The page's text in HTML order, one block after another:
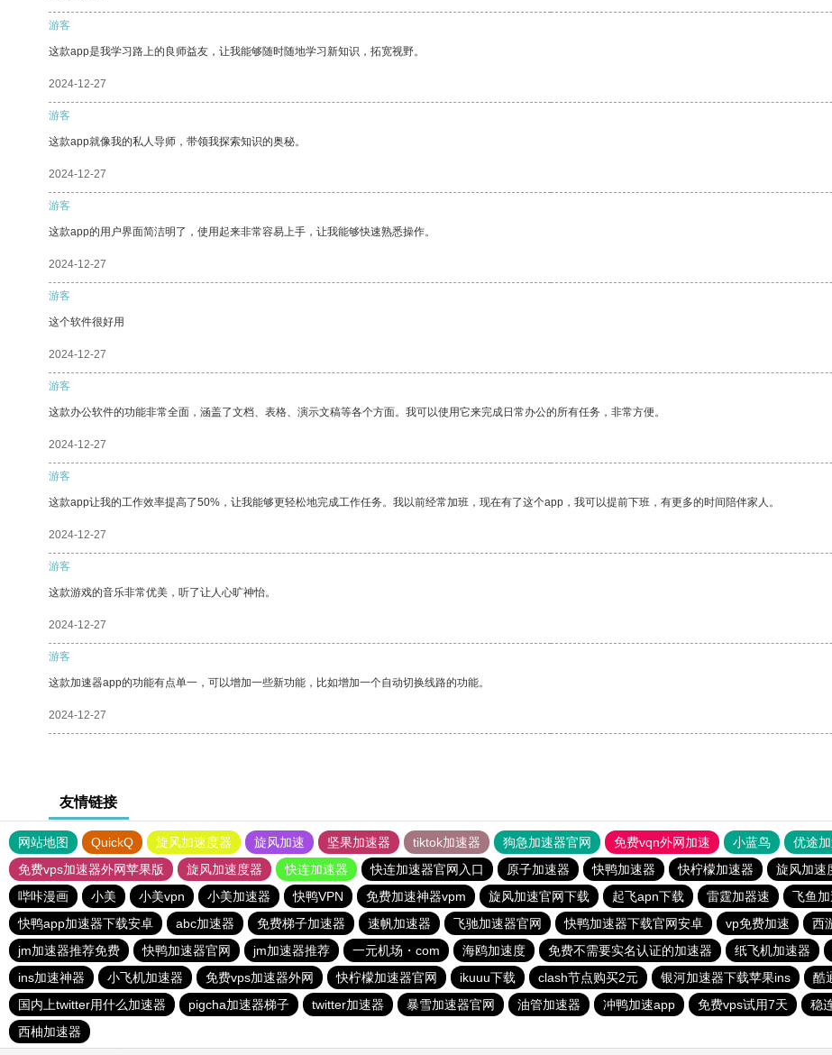
游客
这款app是我学习路上的良师益友，让我能够随时随地学习新知识，拓宽视野。
2024-12-27
游客
这款app就像我的私人导师，带领我探索知识的奥秘。
2024-12-27
游客
这款app的用户界面简洁明了，使用起来非常容易上手，让我能够快速熟悉操作。
2024-12-27
游客
这个软件很好用
2024-12-27
游客
这款办公软件的功能非常全面，涵盖了文档、表格、演示文稿等各个方面。我可以使用它来完成日常办公的所有任务，非常方便。
2024-12-27
游客
这款app让我的工作效率提高了50%，让我能够更轻松地完成工作任务。我以前经常加班，现在有了这个app，我可以提前下班，有更多的时间陪伴家人。
2024-12-27
游客
这款游戏的音乐非常优美，听了让人心旷神怡。
2024-12-27
游客
这款加速器app的功能有点单一，可以增加一些新功能，比如增加一个自动切换线路的功能。
2024-12-27
友情链接
网站地图 QuickQ 旋风加速度器 旋风加速 坚果加速器 tiktok加速器 狗急加速器官网 免费vqn外网加速 小蓝鸟 优途
免费vps加速器外网苹果版
旋风加速度器 快连加速器 快连加速器官网入口 原子加速器 快鸭加速器 快柠檬加速器 旋风加速
哔咔漫画
小美 小美vpn 小美加速器 快鸭VPN 免费加速神器vpm 旋风加速官网下载 起飞apn下载 雷霆加器速 飞鱼
快鸭app加速器下载安卓
abc加速器 免费梯子加速器 速帆加速器 飞驰加速器官网 快鸭加速器下载官网安卓 vp免费加速 西
jm加速器推荐免费
快鸭加速器官网 jm加速器推荐 一元机场・com 海鸥加速度 免费不需要实名认证的加速器 纸飞机加速器
ins加速神器
小飞机加速器 免费vps加速器外网 快柠檬加速器官网 ikuuu下载 clash节点购买2元 银河加速器下载苹果ins 酷
国内上twitter用什么加速器
pigcha加速器梯子 twitter加速器 暴雪加速器官网 油管加速器 冲鸭加速app 免费vps试用7天 稳
西柚加速器